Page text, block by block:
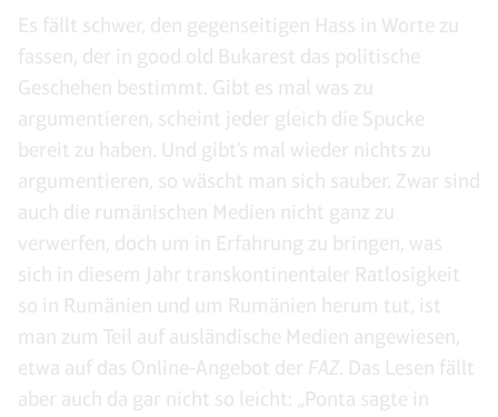
Es fällt schwer, den gegenseitigen Hass in Worte zu
fassen, der in good old Bukarest das politische
Geschehen bestimmt. Gibt es mal was zu
argumentieren, scheint jeder gleich die Spucke
bereit zu haben. Und gibt’s mal wieder nichts zu
argumentieren, so wäscht man sich sauber. Zwar sind
auch die rumänischen Medien nicht ganz zu
verwerfen, doch um in Erfahrung zu bringen, was
sich in diesem Jahr transkontinentaler Ratlosigkeit
so in Rumänien und um Rumänien herum tut, ist
man zum Teil auf ausländische Medien angewiesen,
etwa auf das Online-Angebot der FAZ . Das Lesen fällt
aber auch da gar nicht so leicht: „Ponta sagte in